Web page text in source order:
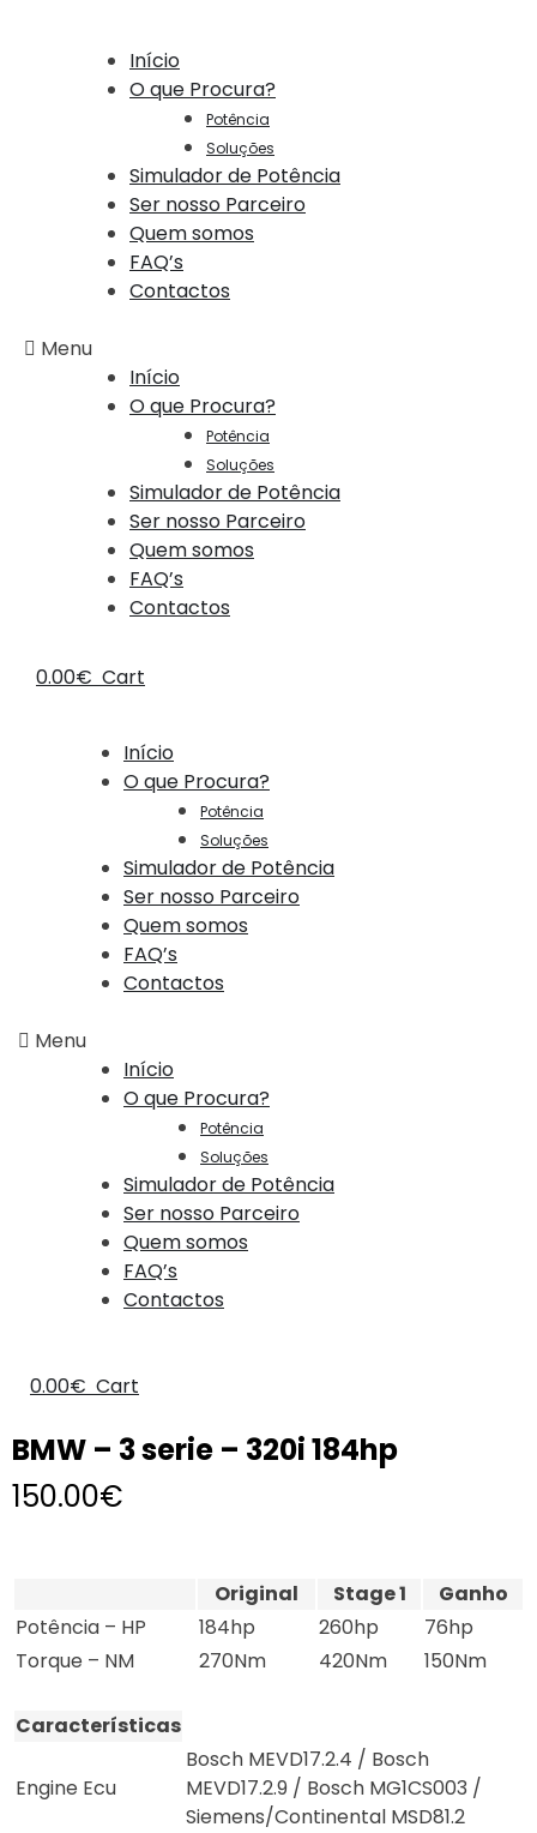
Início
O que Procura?
Potência
Soluções
Simulador de Potência
Ser nosso Parceiro
Quem somos
FAQ’s
Contactos
Menu
Início
O que Procura?
Potência
Soluções
Simulador de Potência
Ser nosso Parceiro
Quem somos
FAQ’s
Contactos
0.00€ Cart
Início
O que Procura?
Potência
Soluções
Simulador de Potência
Ser nosso Parceiro
Quem somos
FAQ’s
Contactos
Menu
Início
O que Procura?
Potência
Soluções
Simulador de Potência
Ser nosso Parceiro
Quem somos
FAQ’s
Contactos
0.00€ Cart
BMW – 3 serie – 320i 184hp
150.00€
Original Stage 1
Ganho
Potência – HP
184hp 260hp
76hp
Torque – NM
270Nm 420Nm 150Nm
Características
Engine Ecu
Bosch MEVD17.2.4 / Bosch
MEVD17.2.9 / Bosch MG1CS003 /
Siemens/Continental MSD81.2